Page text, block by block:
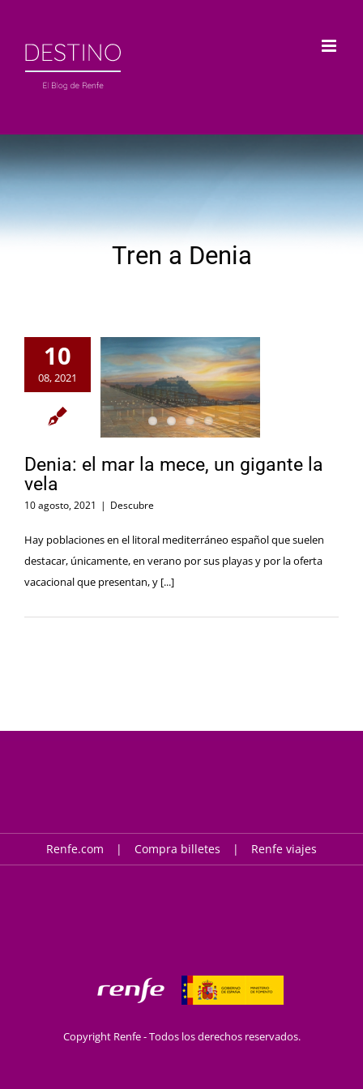
contenido
Tren a Denia
10
08, 2021
Denia: el mar la mece, un gigante la
vela
10 agosto, 2021 | Descubre
Hay poblaciones en el litoral mediterráneo español que suelen
destacar, únicamente, en verano por sus playas y por la oferta
vacacional que presentan, y [...]
Renfe.com Compra billetes Renfe viajes
Copyright Renfe - Todos los derechos reservados.